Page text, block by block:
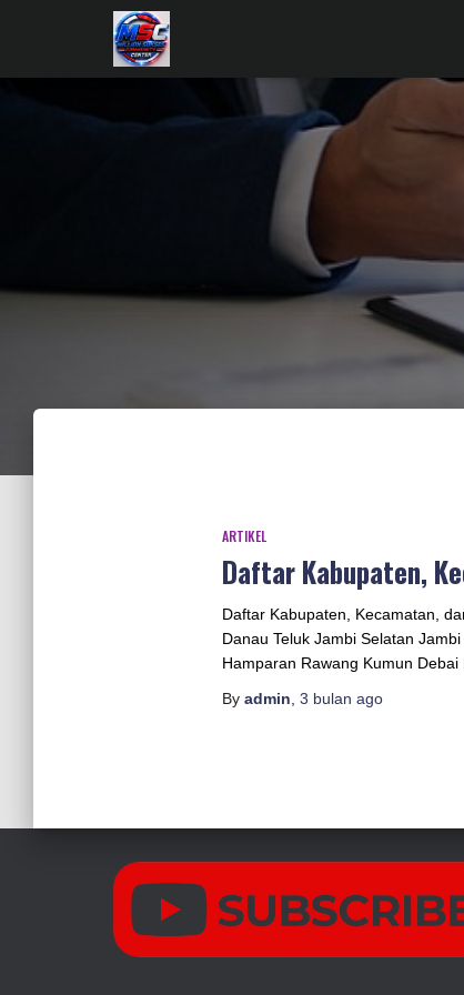
ARTIKEL
Daftar Kabupaten,
Daftar Kabupaten, Kecamatan,
Danau Teluk Jambi Selatan
Hamparan Rawang Kumun
By admin 3 bulan ago